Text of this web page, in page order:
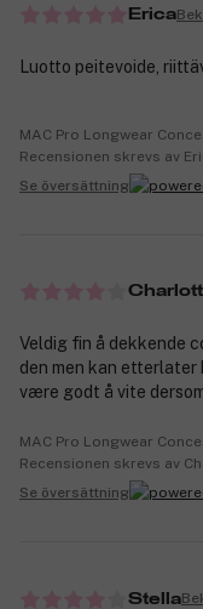
Erica
Luotto peitevoide,
MAC Pro Longwear
Recensionen skrevs av
Se översättning
Veldig fin å dekkende
den men kan etterlater
være godt å vite
MAC Pro Longwear
Recensionen skrevs av
Se översättning
Stella